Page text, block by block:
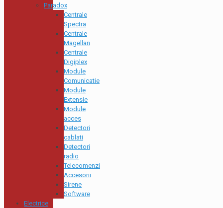
Paradox
Centrale
Spectra
Centrale
Magellan
Centrale
Digiplex
Module
Comunicatie
Module
Extensie
Module
acces
Detectori
cablati
Detectori
radio
Telecomenzi
Accesorii
Sirene
Software
Electrice